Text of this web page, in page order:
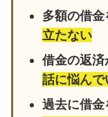
多額の借金
立たない
借金の返済
話に悩んで
過去に借金